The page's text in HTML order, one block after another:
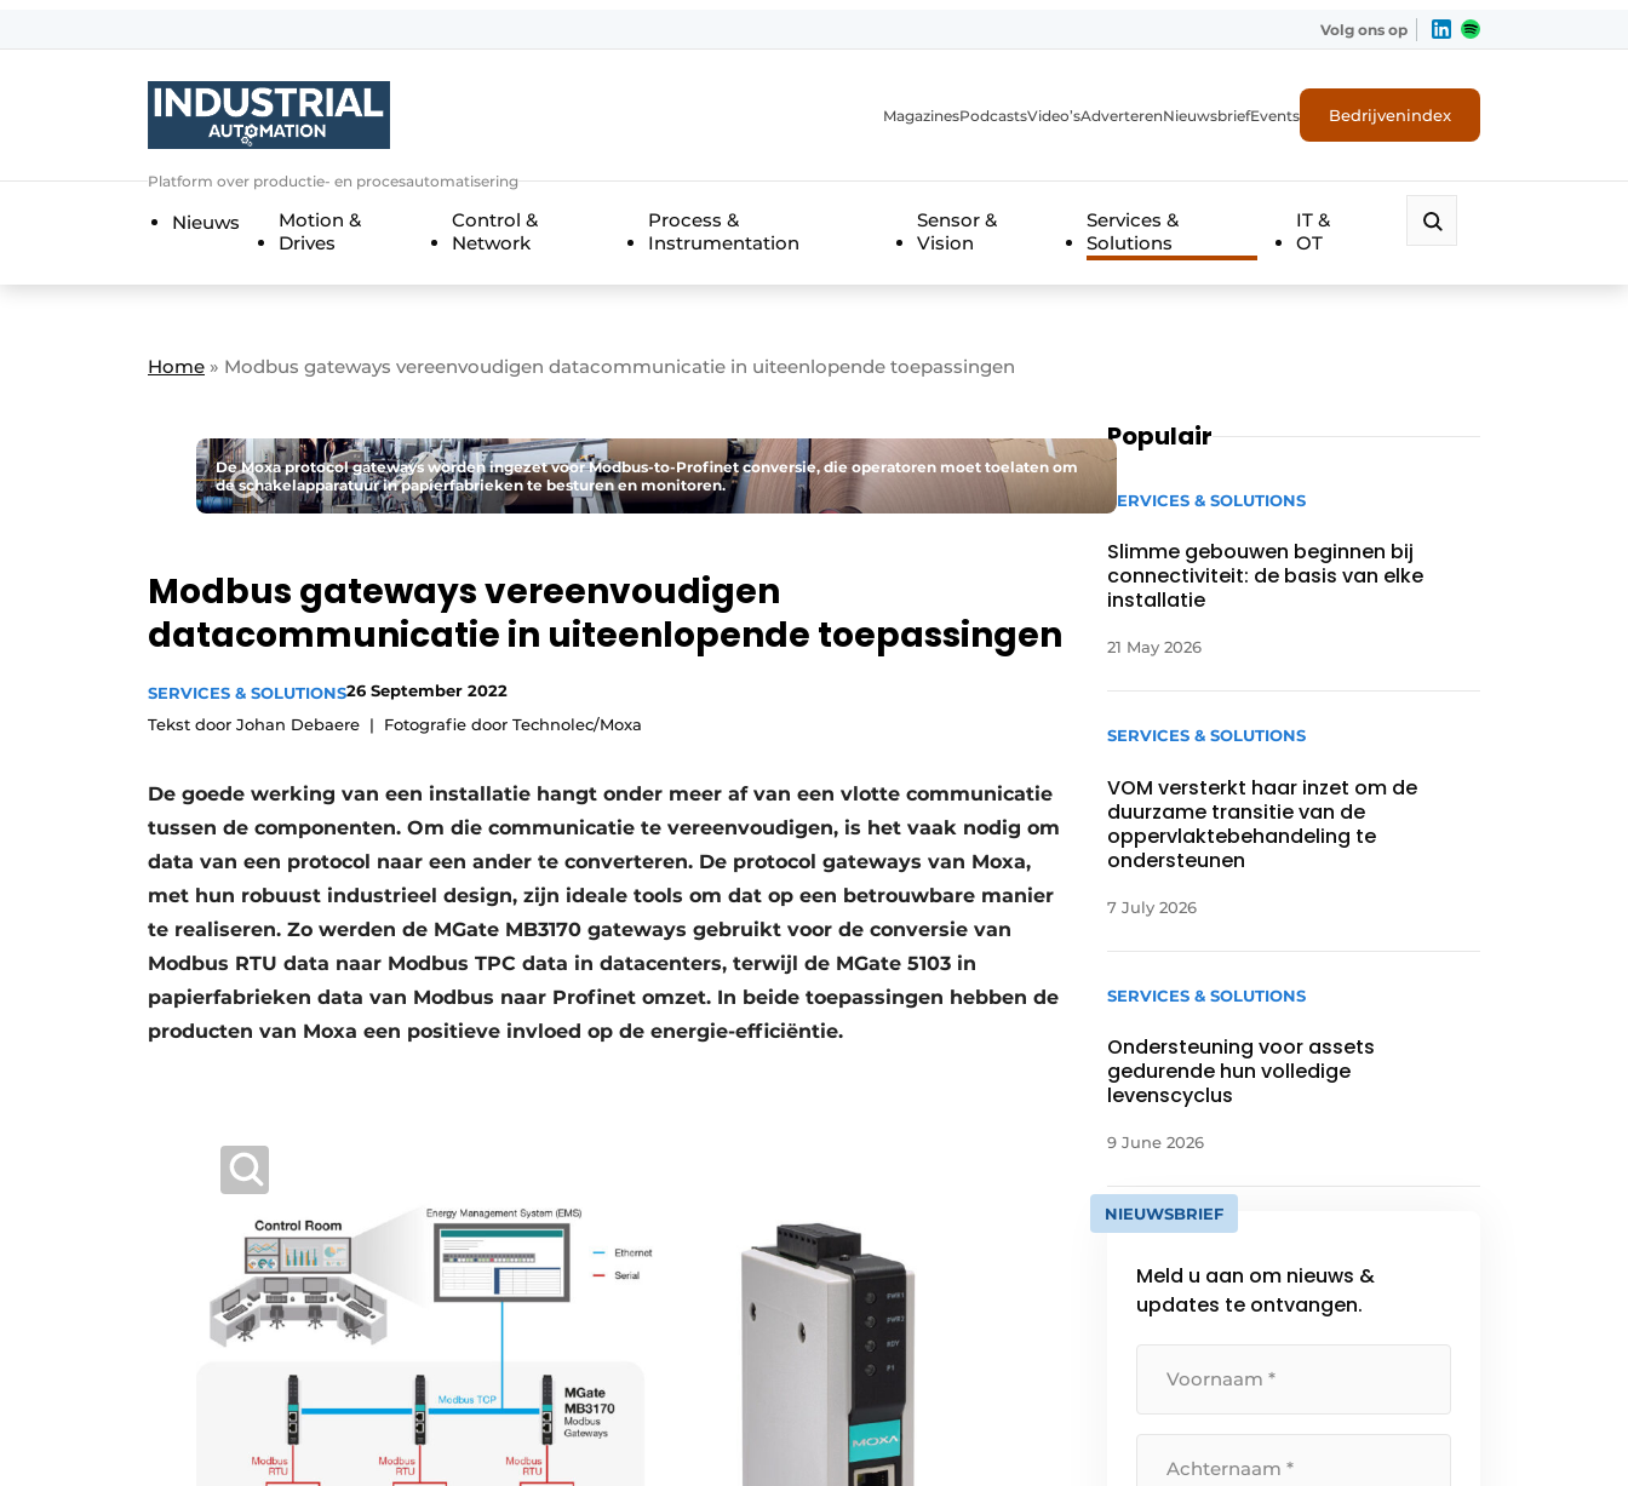
Algemene voorwaarden
Contact
Direct contact
Evenement aanmelden
Meest gelezen
Nieuwsbrief
Vacature aanmelden
Vacatures
Video’s
Volg ons op
Platform over productie- en procesautomatisering
MagazinesPodcastsVideo’sAdverterenNieuwsbriefEvents Bedrijvenindex
Nieuws
Motion &
Drives
Control &
Network
Process &
Instrumentation
Sensor &
Vision
Services &
Solutions
IT &
OT
Home » Modbus gateways vereenvoudigen datacommunicatie in uiteenlopende toepassingen
De Moxa protocol gateways worden ingezet voor Modbus-to-Profinet conversie, die operatoren moet toelaten om
de schakelapparatuur in papierfabrieken te besturen en monitoren.
Modbus gateways vereenvoudigen
datacommunicatie in uiteenlopende toepassingen
SERVICES & SOLUTIONS26 September 2022
Tekst door Johan Debaere
Fotografie door Technolec/Moxa
De goede werking van een installatie hangt onder meer af van een vlotte communicatie
tussen de componenten. Om die communicatie te vereenvoudigen, is het vaak nodig om
data van een protocol naar een ander te converteren. De protocol gateways van Moxa,
met hun robuust industrieel design, zijn ideale tools om dat op een betrouwbare manier
te realiseren. Zo werden de MGate MB3170 gateways gebruikt voor de conversie van
Modbus RTU data naar Modbus TPC data in datacenters, terwijl de MGate 5103 in
papierfabrieken data van Modbus naar Profinet omzet. In beide toepassingen hebben de
producten van Moxa een positieve invloed op de energie-efficiëntie.
Populair
SERVICES & SOLUTIONS
Slimme gebouwen beginnen bij
connectiviteit: de basis van elke
installatie
21 May 2026
SERVICES & SOLUTIONS
VOM versterkt haar inzet om de
duurzame transitie van de
oppervlaktebehandeling te
ondersteunen
7 July 2026
SERVICES & SOLUTIONS
Ondersteuning voor assets
gedurende hun volledige
levenscyclus
9 June 2026
NIEUWSBRIEF
Meld u aan om nieuws &
updates te ontvangen.